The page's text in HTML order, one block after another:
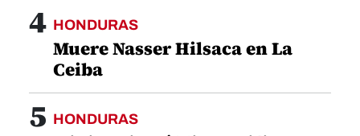
4 HONDURAS
Muere Nasser Hilsaca en La
Ceiba
5 HONDURAS